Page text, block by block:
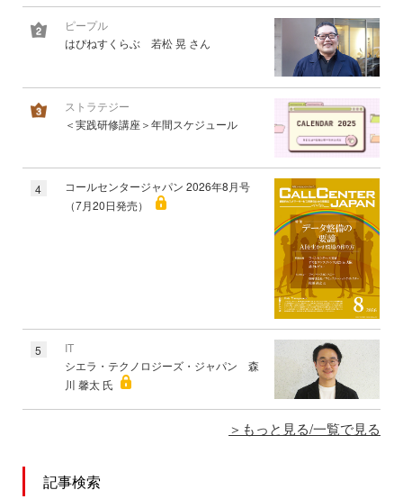
ピープル
はぴねすくらぶ 若松 晃 さん
ストラテジー
＜実践研修講座＞年間スケジュール
4
コールセンタージャパン 2026年8月号
（7月20日発売）
5
IT
シエラ・テクノロジーズ・ジャパン 森
川 馨太 氏
もっと見る/一覧で見る
記事検索